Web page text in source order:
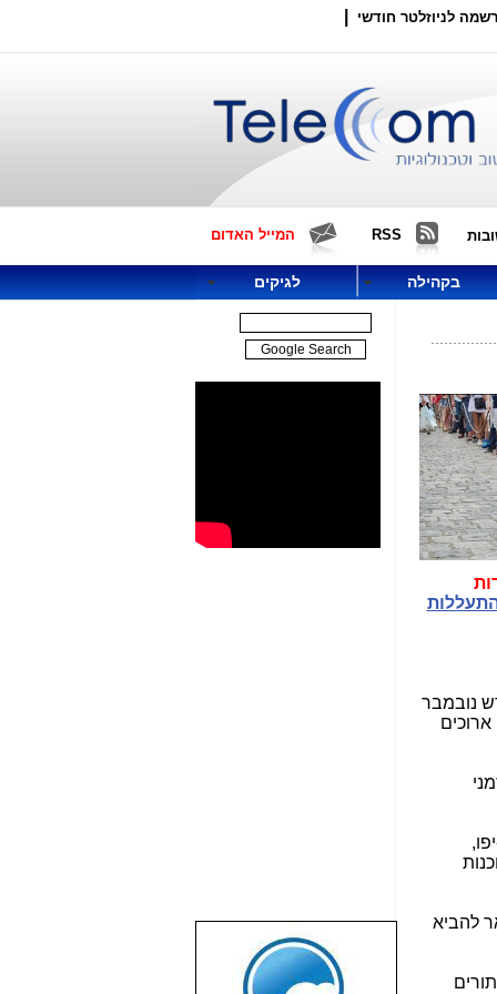
לניוזלטר חודשי
RSS המייל האדום
בקהילה לגיקים
התעללות
נובמבר
זמני
להביא
שבוע טוב לכל
הגולשים באשר